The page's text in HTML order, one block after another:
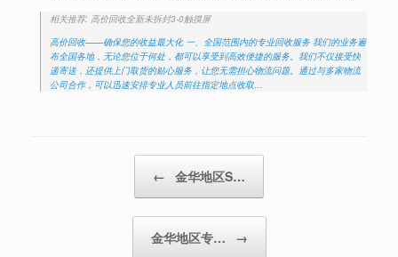
相关推荐: 高价回收全新未拆封3-0触摸屏
高价回收——确保您的收益最大化 一、全国范围内的专业回收服务 我们的业务遍
布全国各地，无论您位于何处，都可以享受到高效便捷的服务。我们不仅接受快
递寄送，还提供上门取货的贴心服务，让您无需担心物流问题。通过与多家物流
公司合作，可以迅速安排专业人员前往指定地点收取…
← 金华地区S…
金华地区专… →